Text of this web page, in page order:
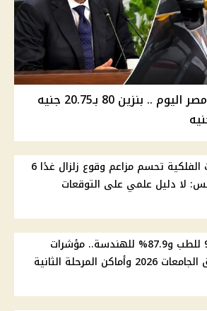
أسعار الوقود في مصر اليوم .. بنزين 80 بـ20.75 جنيه
البحوث الفلكية تحسم مزاعم وقوع زلزال غدًا 6
لا دليل علمي على التوقعات
92.8% للطب و87.9% للهندسة.. مؤشرات
وأماكن المرحلة الثانية